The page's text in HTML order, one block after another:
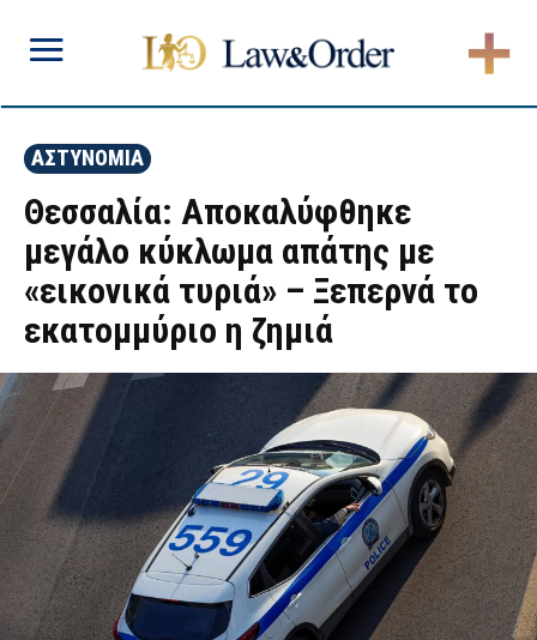
ΑΣΤΥΝΟΜΙΑ
Θεσσαλία: Αποκαλύφθηκε
μεγάλο κύκλωμα απάτης με
«εικονικά τυριά» – Ξεπερνά το
εκατομμύριο η ζημιά